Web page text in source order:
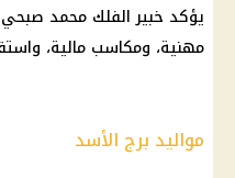
يؤكد خبير الفلك محمد صبحي
مهنية، ومكاسب مالية،
مواليد برج الأسد